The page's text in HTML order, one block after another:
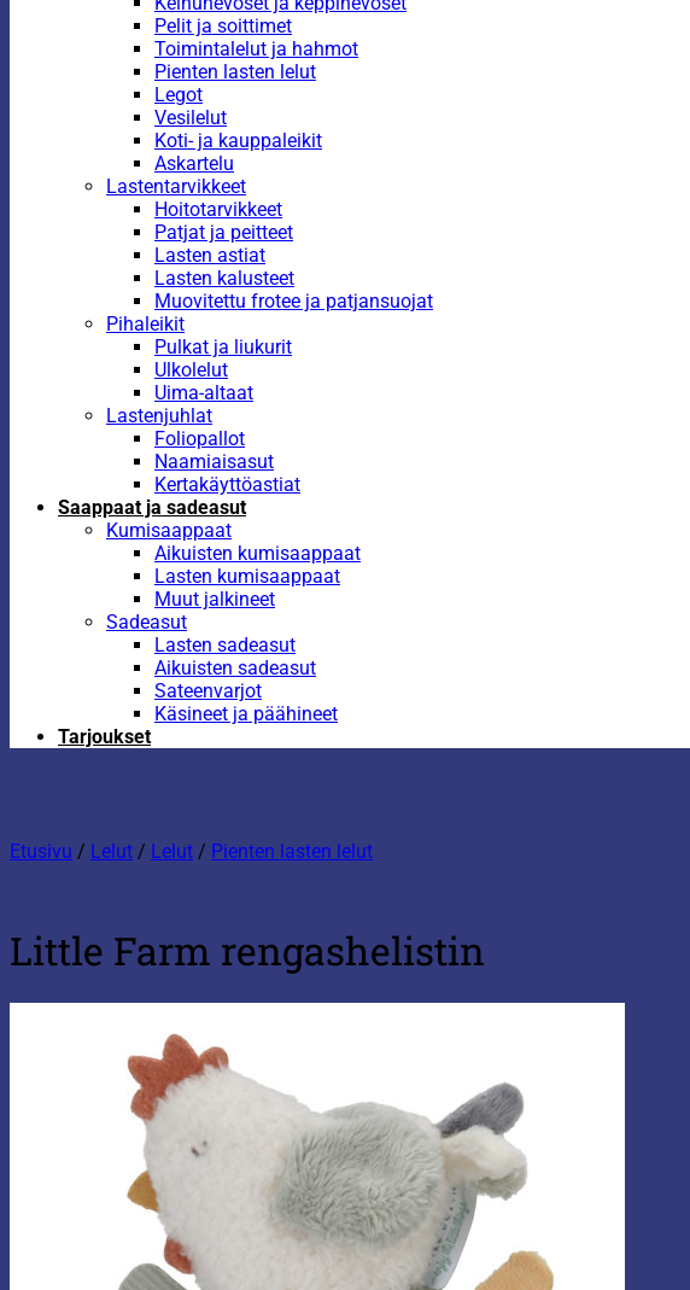
Pelit ja soittimet
Toimintalelut ja hahmot
Pienten lasten lelut
Legot
Vesilelut
Koti- ja kauppaleikit
Askartelu
Lastentarvikkeet
Hoitotarvikkeet
Patjat ja peitteet
Lasten astiat
Lasten kalusteet
Muovitettu frotee ja patjansuojat
Pihaleikit
Pulkat ja liukurit
Ulkolelut
Uima-altaat
Lastenjuhlat
Foliopallot
Naamiaisasut
Kertakäyttöastiat
Saappaat ja sadeasut
Kumisaappaat
Aikuisten kumisaappaat
Lasten kumisaappaat
Muut jalkineet
Sadeasut
Lasten sadeasut
Aikuisten sadeasut
Sateenvarjot
Käsineet ja päähineet
Tarjoukset
Etusivu / Lelut / Lelut / Pienten lasten lelut
Little Farm rengashelistin